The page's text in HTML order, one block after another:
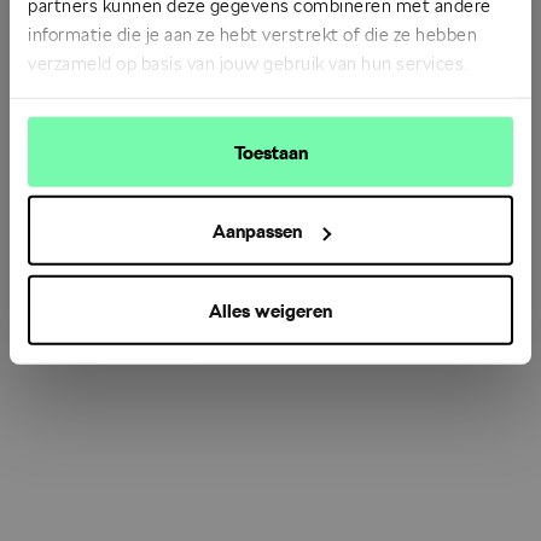
partners kunnen deze gegevens combineren met andere
informatie die je aan ze hebt verstrekt of die ze hebben
verzameld op basis van jouw gebruik van hun services.
Toestaan
Aanpassen
Alles weigeren